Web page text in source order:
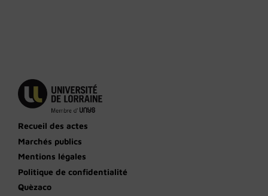
Recueil des actes
Marchés publics
Mentions légales
Politique de confidentialité
Quèzaco